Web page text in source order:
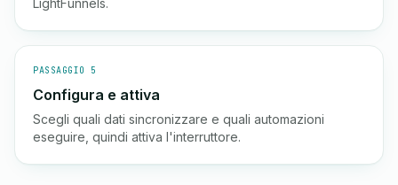
LightFunnels.
PASSAGGIO 5
Configura e attiva
Scegli quali dati sincronizzare e quali automazioni
eseguire, quindi attiva l'interruttore.